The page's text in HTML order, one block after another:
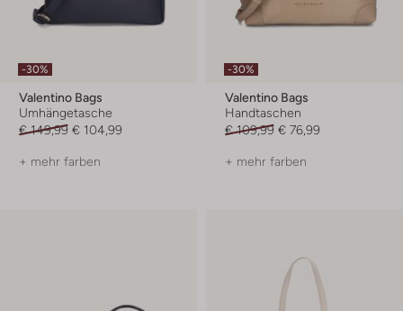
-30%
Valentino Bags
Umhängetasche
€ 149,99 € 104,99
+ mehr farben
-30%
Valentino Bags
Handtaschen
€ 109,99 € 76,99
+ mehr farben